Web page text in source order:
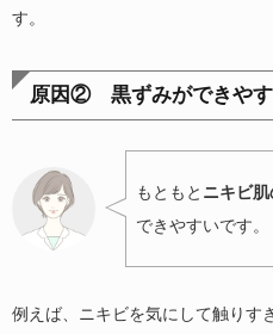
す。
原因② 黒ずみができやす
もともと ニキビ
できやすいです。
例えば、ニキビを気にして触りす